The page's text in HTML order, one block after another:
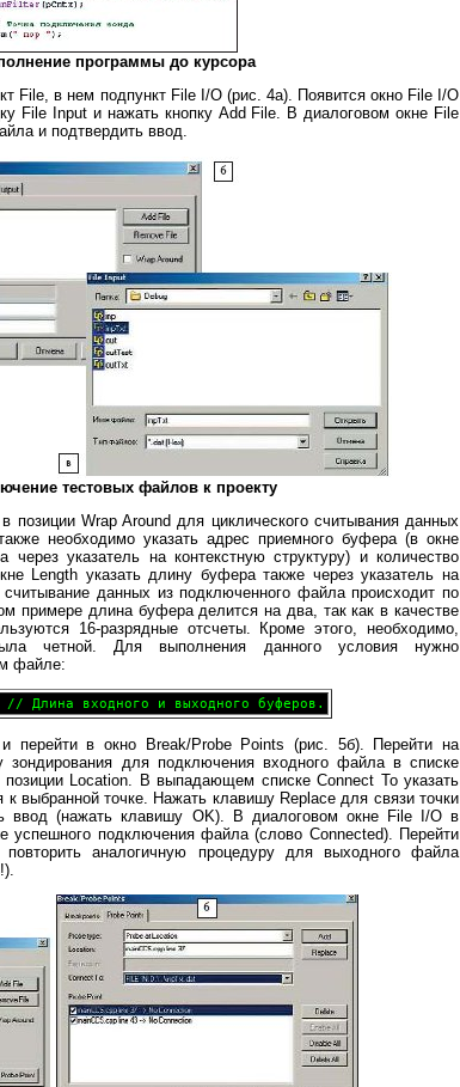
программы до курсора
File, в нем подпункт File I/O (рис. 4а). Появится окно File I/O
File Input и нажать кнопку Add File. В диалоговом окне File
и подтвердить ввод.
тестовых файлов к проекту
позиции Wrap Around для циклического считывания данных
необходимо указать адрес приемного буфера (в окне
указатель на контекстную структуру) и количество
Length указать длину буфера также через указатель на
данных из подключенного файла происходит по
примере длина буфера делится на два, так как в качестве
16-разрядные отсчеты. Кроме этого, необходимо,
четной. Для выполнения данного условия нужно
файле:
перейти в окно Break/Probe Points (рис. 5б). Перейти на
зондирования для подключения входного файла в списке
Location. В выпадающем списке Connect To указать
выбранной точке. Нажать клавишу Replace для связи точки
ввод (нажать клавишу OK). В диалоговом окне File I/O в
успешного подключения файла (слово Connected). Перейти
аналогичную процедуру для выходного файла